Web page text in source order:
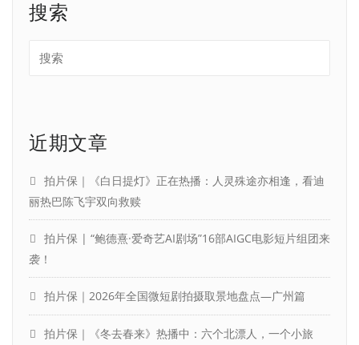
搜索
近期文章
拍片保｜《白日提灯》正在热播：人灵殊途亦相逢，看迪
丽热巴陈飞宇双向救赎
拍片保 | “鲍德熹·爱奇艺AI剧场”16部AIGC电影短片组团来
袭！
拍片保｜2026年全国微短剧拍摄取景地盘点—广州篇
拍片保｜《冬去春来》热播中：六个北漂人，一个小旅